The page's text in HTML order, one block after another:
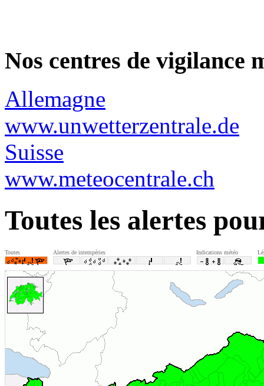
Nos centres de vigilance
Allemagne
www.unwetterzentrale.de
Suisse
www.meteocentrale.ch
Toutes les alertes
Toutes Alertes de intempéries Indications météo